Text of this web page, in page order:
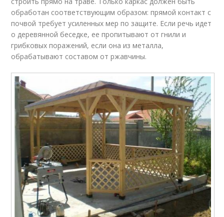
обработан соответствующим образом: прямой контакт с
почвой требует усиленных мер по защите. Если речь идет
о деревянной беседке, ее пропитывают от гнили и
грибковых поражений, если она из металла,
обрабатывают составом от ржавчины.